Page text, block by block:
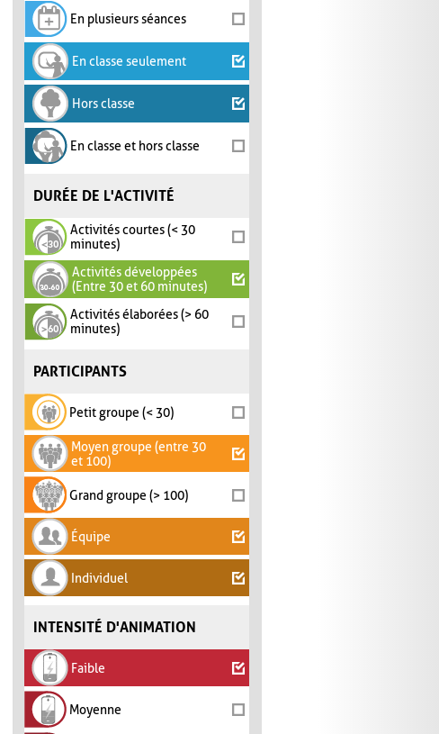
En plusieurs séances
En classe seulement
Hors classe
En classe et hors classe
DURÉE DE L'ACTIVITÉ
Activités courtes (< 30
minutes)
Activités développées
(Entre 30 et 60 minutes)
Activités élaborées (> 60
minutes)
PARTICIPANTS
Petit groupe (< 30)
Moyen groupe (entre 30
et 100)
Grand groupe (> 100)
Équipe
Individuel
INTENSITÉ D'ANIMATION
Faible
Moyenne